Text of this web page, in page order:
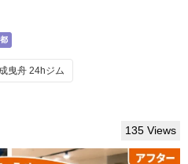
曳舟 24hジム
135 Views